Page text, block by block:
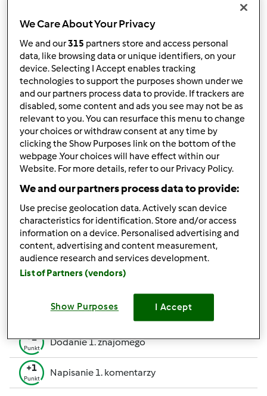
portalu społecznościowym są nagradzane przez punkty.
Osiągnięcie określonej liczby punktów, automatycznie
podwyższa Twoje miejsce w rankingu społecznościowym,
który określany jest numerem wewnątrz fartucha obok
nazwy użytkownika.
W JAKI SPOSÓB MOŻESZ OTRZYMAĆ
PUNKTY ZA AKTYWNOŚĆ?
Punkty można otrzymać za aktywności, które są
wymienione poniżej. Za każdym razem, gdy otrzymujesz
punkty, są one dodawane to Twojej kariery użytkownika.
Poniżej możesz również sprawdzić które aktywności
społecznościowym.
+50
Punktów
Zwycięzca konkursu
+10
Utworzenie przepisu (całość = 10 pkt, część =
Ocenienie 1 przepisu
+1
Punkt
Dodanie 1. znajomego
+1
Punkt
Napisanie 1. komentarzy
We Care About Your Privacy
We and our315 partners store and access personal
data, like browsing data or unique identifiers, on your
device. Selecting I Accept enables tracking
technologies to support the purposes shown under we
and our partners process data to provide. If trackers are
disabled, some content and ads you see may not be as
relevant to you. You can resurface this menu to change
your choices or withdraw consent at any time by
clicking the Show Purposes link on the bottom of the
webpage .Your choices will have effect within our
Website. For more details, refer to our Privacy Policy.
We and our partners process data to provide:
Use precise geolocation data. Actively scan device
characteristics for identification. Store and/or access
information on a device. Personalised advertising and
content, advertising and content measurement,
audience research and services development.
List of Partners (vendors)
Show Purposes I Accept